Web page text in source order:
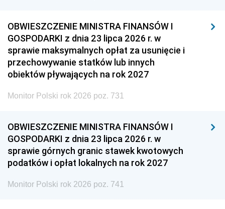
OBWIESZCZENIE MINISTRA FINANSÓW I
GOSPODARKI z dnia 23 lipca 2026 r. w
sprawie maksymalnych opłat za usunięcie i
przechowywanie statków lub innych
obiektów pływających na rok 2027
Monitor Polski rok 2026 poz. 731
OBWIESZCZENIE MINISTRA FINANSÓW I
GOSPODARKI z dnia 23 lipca 2026 r. w
sprawie górnych granic stawek kwotowych
podatków i opłat lokalnych na rok 2027
Monitor Polski rok 2026 poz. 741